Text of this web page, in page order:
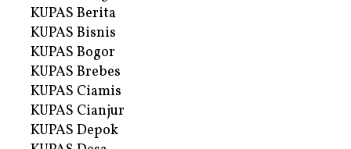
KUPAS Berita
KUPAS Bisnis
KUPAS Bogor
KUPAS Brebes
KUPAS Ciamis
KUPAS Cianjur
KUPAS Depok